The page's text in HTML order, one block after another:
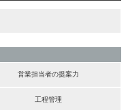
営業担当者の提案力
工程管理